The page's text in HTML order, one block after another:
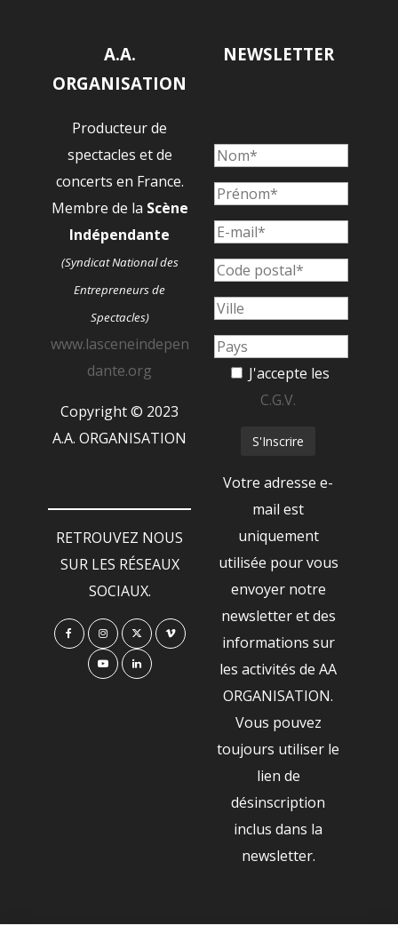
A.A.
ORGANISATION
Producteur de
spectacles et de
concerts en France.
Membre de la Scène
Indépendante
(Syndicat National des
Entrepreneurs de
Spectacles)
www.lasceneindepen
dante.org
Copyright © 2023
A.A. ORGANISATION
RETROUVEZ NOUS
SUR LES RÉSEAUX
SOCIAUX.
NEWSLETTER
J'accepte les
C.G.V.
Votre adresse e-
mail est
uniquement
utilisée pour vous
envoyer notre
newsletter et des
informations sur
les activités de AA
ORGANISATION.
Vous pouvez
toujours utiliser le
lien de
désinscription
inclus dans la
newsletter.